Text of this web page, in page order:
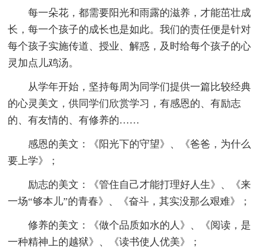
每一朵花，都需要阳光和雨露的滋养，才能茁壮成
长，每一个孩子的成长也是如此。我们的责任便是针对
每个孩子实施传道、授业、解惑，及时给每个孩子的心
灵加点儿鸡汤。
从学年开始，坚持每周为同学们提供一篇比较经典
的心灵美文，供同学们欣赏学习，有感恩的、有励志
的、有友情的、有修养的……
感恩的美文：《阳光下的守望》、《爸爸，为什么
要上学》；
励志的美文：《管住自己才能打理好人生》、《来
一场“够本儿”的青春》、《奋斗，其实没那么艰难》；
修养的美文：《做个品质如水的人》、《阅读，是
一种精神上的越狱》、《读书使人优美》；